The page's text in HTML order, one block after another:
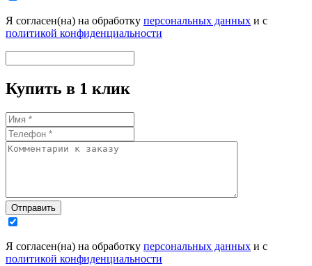
Я согласен(на) на обработку персональных данных и с
политикой конфиденциальности
Купить в 1 клик
Отправить
Я согласен(на) на обработку персональных данных и с
политикой конфиденциальности